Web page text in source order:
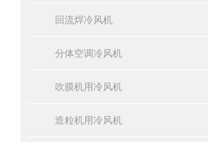
回流焊冷风机
分体空调冷风机
吹膜机用冷风机
造粒机用冷风机